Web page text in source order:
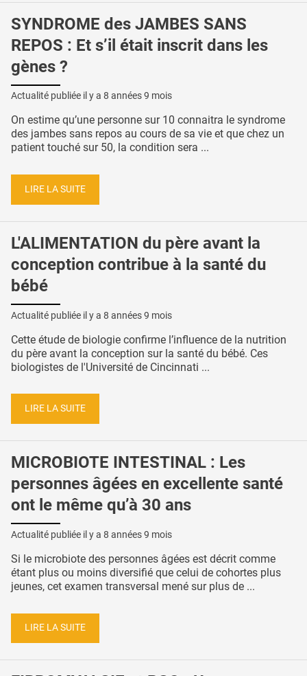
SYNDROME des JAMBES SANS
REPOS : Et s’il était inscrit dans les
gènes ?
Actualité publiée il y a 8 années 9 mois
On estime qu’une personne sur 10 connaitra le syndrome
des jambes sans repos au cours de sa vie et que chez un
patient touché sur 50, la condition sera ...
LIRE LA SUITE
L'ALIMENTATION du père avant la
conception contribue à la santé du
bébé
Actualité publiée il y a 8 années 9 mois
Cette étude de biologie confirme l’influence de la nutrition
du père avant la conception sur la santé du bébé. Ces
biologistes de l'Université de Cincinnati ...
LIRE LA SUITE
MICROBIOTE INTESTINAL : Les
personnes âgées en excellente santé
ont le même qu’à 30 ans
Actualité publiée il y a 8 années 9 mois
Si le microbiote des personnes âgées est décrit comme
étant plus ou moins diversifié que celui de cohortes plus
jeunes, cet examen transversal mené sur plus de ...
LIRE LA SUITE